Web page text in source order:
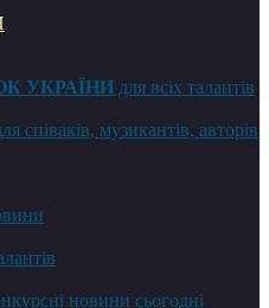
УКРАЇНИ для всіх талантів
співаків, музикантів, авторів
новини сьогодні